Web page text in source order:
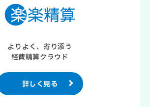
よりよく、寄り添う
経費精算クラウド
詳しく見る